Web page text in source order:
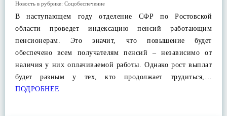
Новость в рубрике: Соцобеспечение
В наступающем году отделение СФР по Ростовской
области проведет индексацию пенсий работающим
пенсионерам. Это значит, что повышение будет
обеспечено всем получателям пенсий – независимо от
наличия у них оплачиваемой работы. Однако рост выплат
будет разным у тех, кто продолжает трудиться,…
ПОДРОБНЕЕ